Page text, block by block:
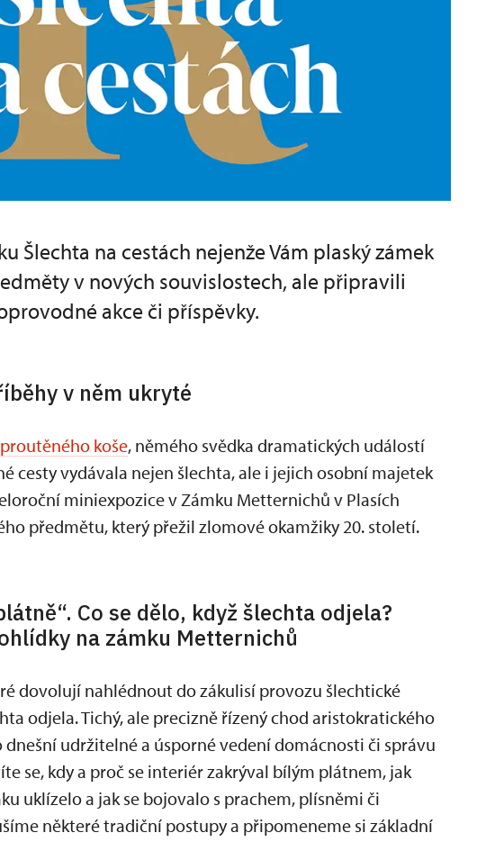
Šlechta na cestách nejenže Vám plaský zámek
v nových souvislostech, ale připravili
akce či příspěvky.
v něm ukryté
koše, němého svědka dramatických událostí
cesty vydávala nejen šlechta, ale i jejich osobní majetek
miniexpozice v Zámku Metternichů v Plasích
předmětu, který přežil zlomové okamžiky 20. století.
Co se dělo, když šlechta odjela?
na zámku Metternichů
dovolují nahlédnout do zákulisí provozu šlechtické
odjela. Tichý, ale precizně řízený chod aristokratického
udržitelné a úsporné vedení domácnosti či správu
se, kdy a proč se interiér zakrýval bílým plátnem, jak
uklízelo a jak se bojovalo s prachem, plísněmi či
některé tradiční postupy a připomeneme si základní